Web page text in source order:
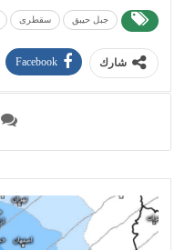
جبل حيبق سقطرى
شارك Facebook